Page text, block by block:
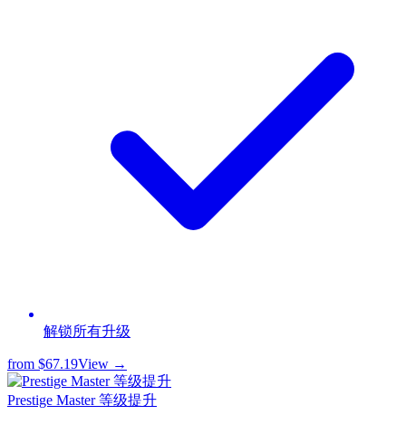
解锁所有升级
from $67.19View →
Prestige Master 等级提升